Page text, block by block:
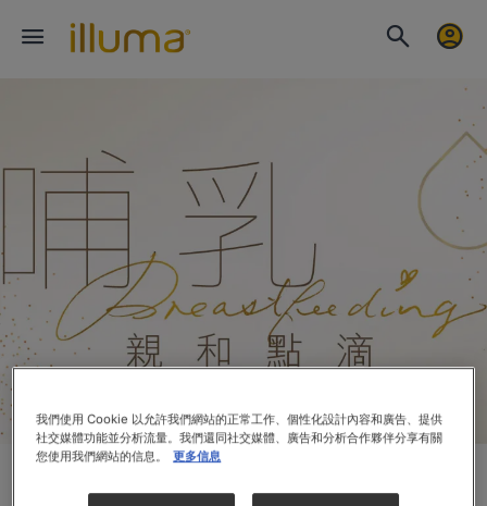
我們使用 Cookie 以允許我們網站的正常工作、個性化設計內容和廣告、提供
社交媒體功能並分析流量。我們還同社交媒體、廣告和分析合作夥伴分享有關
您使用我們網站的信息。
更多信息